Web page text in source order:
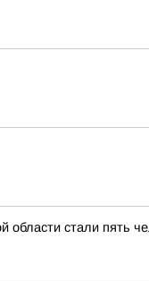
стали пять